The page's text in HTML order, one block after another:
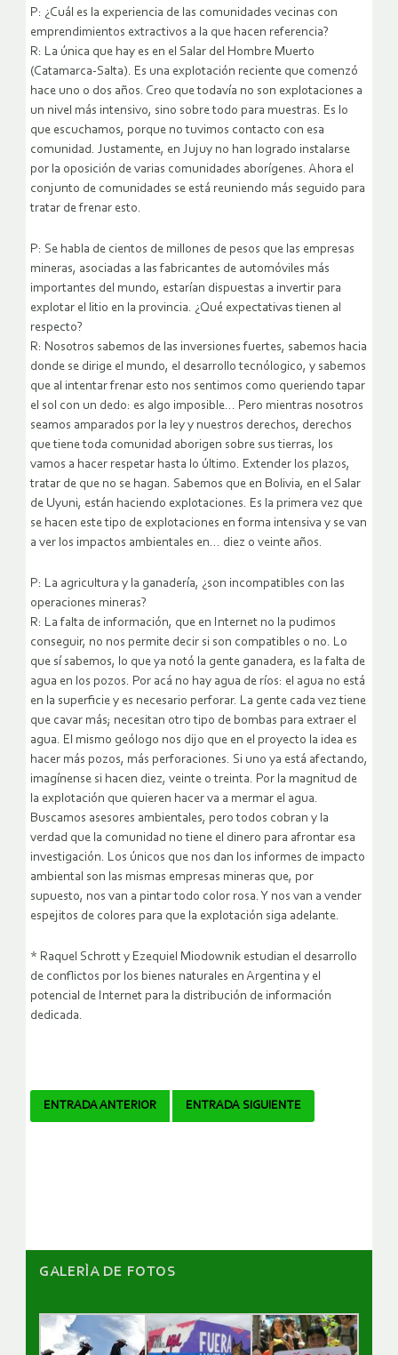
P: ¿Cuál es la experiencia de las comunidades vecinas con
emprendimientos extractivos a la que hacen referencia?
R: La única que hay es en el Salar del Hombre Muerto
(Catamarca-Salta). Es una explotación reciente que comenzó
hace uno o dos años. Creo que todavía no son explotaciones a
un nivel más intensivo, sino sobre todo para muestras. Es lo
que escuchamos, porque no tuvimos contacto con esa
comunidad. Justamente, en Jujuy no han logrado instalarse
por la oposición de varias comunidades aborígenes. Ahora el
conjunto de comunidades se está reuniendo más seguido para
tratar de frenar esto.
P: Se habla de cientos de millones de pesos que las empresas
mineras, asociadas a las fabricantes de automóviles más
importantes del mundo, estarían dispuestas a invertir para
explotar el litio en la provincia. ¿Qué expectativas tienen al
respecto?
R: Nosotros sabemos de las inversiones fuertes, sabemos hacia
donde se dirige el mundo, el desarrollo tecnólogico, y sabemos
que al intentar frenar esto nos sentimos como queriendo tapar
el sol con un dedo: es algo imposible… Pero mientras nosotros
seamos amparados por la ley y nuestros derechos, derechos
que tiene toda comunidad aborigen sobre sus tierras, los
vamos a hacer respetar hasta lo último. Extender los plazos,
tratar de que no se hagan. Sabemos que en Bolivia, en el Salar
de Uyuni, están haciendo explotaciones. Es la primera vez que
se hacen este tipo de explotaciones en forma intensiva y se van
a ver los impactos ambientales en… diez o veinte años.
P: La agricultura y la ganadería, ¿son incompatibles con las
operaciones mineras?
R: La falta de información, que en Internet no la pudimos
conseguir, no nos permite decir si son compatibles o no. Lo
que sí sabemos, lo que ya notó la gente ganadera, es la falta de
agua en los pozos. Por acá no hay agua de ríos: el agua no está
en la superficie y es necesario perforar. La gente cada vez tiene
que cavar más; necesitan otro tipo de bombas para extraer el
agua. El mismo geólogo nos dijo que en el proyecto la idea es
hacer más pozos, más perforaciones. Si uno ya está afectando,
imagínense si hacen diez, veinte o treinta. Por la magnitud de
la explotación que quieren hacer va a mermar el agua.
Buscamos asesores ambientales, pero todos cobran y la
verdad que la comunidad no tiene el dinero para afrontar esa
investigación. Los únicos que nos dan los informes de impacto
ambiental son las mismas empresas mineras que, por
supuesto, nos van a pintar todo color rosa. Y nos van a vender
espejitos de colores para que la explotación siga adelante.
* Raquel Schrott y Ezequiel Miodownik estudian el desarrollo
de conflictos por los bienes naturales en Argentina y el
potencial de Internet para la distribución de información
dedicada.
Navegador
ENTRADA ANTERIOR ENTRADA SIGUIENTE
GALERÌA DE FOTOS